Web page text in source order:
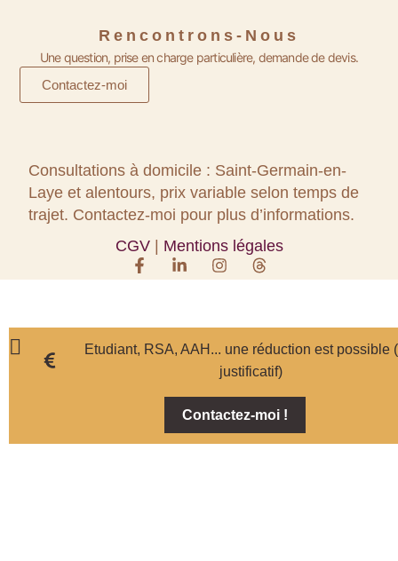
Rencontrons-Nous
Une question, prise en charge particulière, demande de devis.
Contactez-moi
Consultations à domicile : Saint-Germain-en-
Laye et alentours, prix variable selon temps de
trajet. Contactez-moi pour plus d’informations.
CGV| Mentions légales
Etudiant, RSA, AAH... une réduction est possible
justificatif)
Contactez-moi !